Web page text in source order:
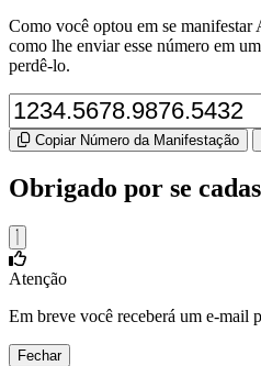
Como você optou em se manifestar
como lhe enviar esse número em
perdê-lo.
Copiar Número da Manifestação
Obrigado por se
Atenção
Em breve você receberá um e-mail
Fechar